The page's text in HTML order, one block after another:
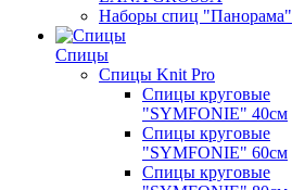
Наборы спиц "Панорама"
Спицы
Спицы Knit Pro
Спицы круговые
"SYMFONIE" 40см
Спицы круговые
"SYMFONIE" 60см
Спицы круговые